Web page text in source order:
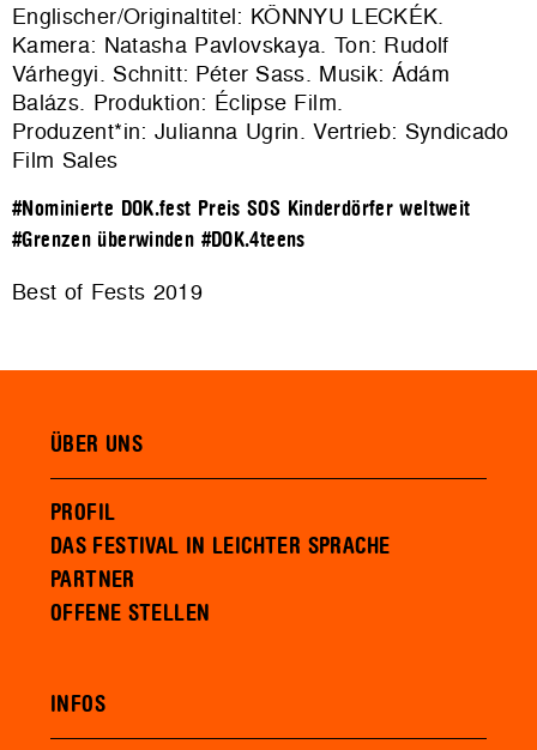
Englischer/Originaltitel: KÖNNYU LECKÉK.
Kamera: Natasha Pavlovskaya. Ton: Rudolf
Várhegyi. Schnitt: Péter Sass. Musik: Ádám
Balázs. Produktion: Éclipse Film.
Produzent*in: Julianna Ugrin. Vertrieb: Syndicado
Film Sales
#Nominierte DOK.fest Preis SOS Kinderdörfer weltweit
#Grenzen überwinden #DOK.4teens
Best of Fests 2019
ÜBER UNS
PROFIL
DAS FESTIVAL IN LEICHTER SPRACHE
PARTNER
OFFENE STELLEN
INFOS